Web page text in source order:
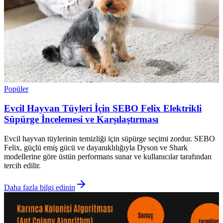
Popüler
Evcil Hayvan Tüyleri İçin SEBO Felix Elektrikli
Süpürge İncelemesi ve Karşılaştırması
Evcil hayvan tüylerinin temizliği için süpürge seçimi zordur. SEBO
Felix, güçlü emiş gücü ve dayanıklılığıyla Dyson ve Shark
modellerine göre üstün performans sunar ve kullanıcılar tarafından
tercih edilir.
Daha fazla bilgi edinin